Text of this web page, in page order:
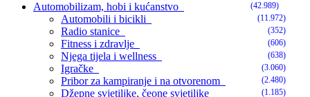
Automobilizam, hobi i kućanstvo
(42.989)
Automobili i bicikli (11.972)
Radio stanice (352)
Fitness i zdravlje (606)
Njega tijela i wellness (638)
Igračke (3.060)
Pribor za kampiranje i na otvorenom (2.480)
Džepne svjetiljke, čeone svjetiljke (1.185)